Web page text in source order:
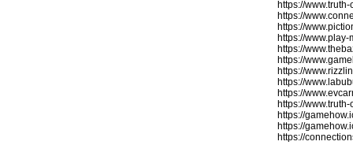
https://
https://
https://
https://
https://
https://
https://
https://
https://
https://
https://
https://
https://